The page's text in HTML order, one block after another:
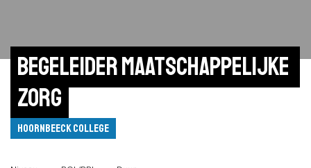
Begeleider maatschappelijke
zorg
Hoornbeeck College